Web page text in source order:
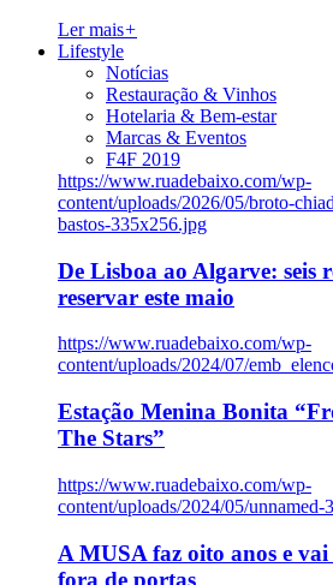
Ler mais+
Lifestyle
Notícias
Restauração & Vinhos
Hotelaria & Bem-estar
Marcas & Eventos
F4F 2019
https://www.ruadebaixo.com/wp-
content/uploads/2026/05/broto-
bastos-335x256.jpg
De Lisboa ao Algarve: seis
reservar este maio
https://www.ruadebaixo.com/wp-
content/uploads/2024/07/
Estação Menina Bonita
The Stars”
https://www.ruadebaixo.com/wp-
content/uploads/2024/05/unnamed-
A MUSA faz oito anos e
fora de portas